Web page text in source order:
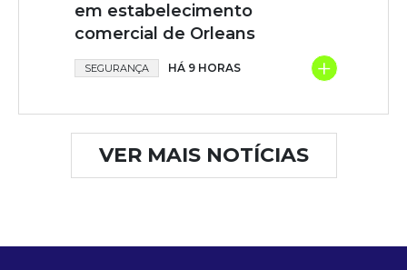
em estabelecimento
comercial de Orleans
SEGURANÇA HÁ 9 HORAS +
VER MAIS NOTÍCIAS